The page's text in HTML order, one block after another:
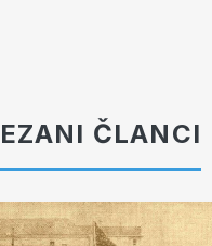
ČLANCI